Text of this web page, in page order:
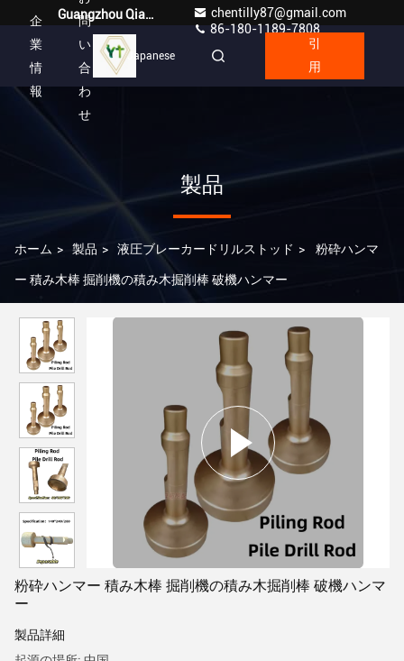
Guangzhou Qianyuan Construction Machinery Co,.LTD
chentilly87@gmail.com
86-180-1189-7808
企
業
情
報
問
い
合
わ
せ
Japanese
引
用
製品
ホーム > 製品 > 液圧ブレーカードリルストッド > 粉砕ハンマ
ー 積み木棒 掘削機の積み木掘削棒 破機ハンマー
粉砕ハンマー 積み木棒 掘削機の積み木掘削棒 破機ハンマ
ー
製品詳細